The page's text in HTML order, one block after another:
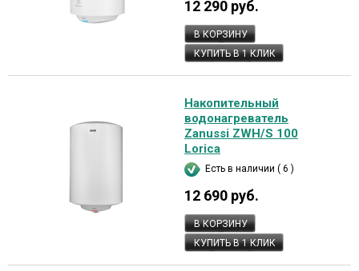
12 290 руб.
В КОРЗИНУ
КУПИТЬ В 1 КЛИК
Накопительный
водонагреватель
Zanussi ZWH/S 100
Lorica
Есть в наличии ( 6 )
12 690 руб.
В КОРЗИНУ
КУПИТЬ В 1 КЛИК